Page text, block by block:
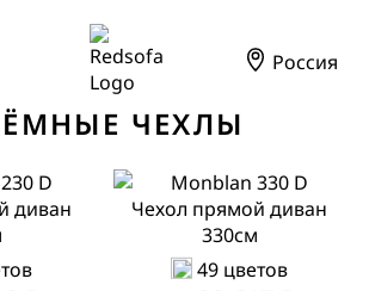
Россия
ЧЕХЛЫ
диван
Чехол прямой диван
330см
49 цветов